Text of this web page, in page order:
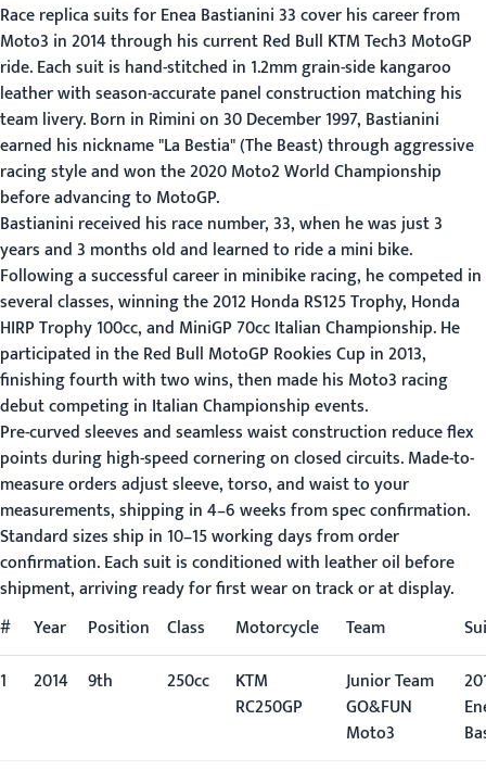
Race replica suits for Enea Bastianini 33 cover his career from
Moto3 in 2014 through his current Red Bull KTM Tech3 MotoGP
ride. Each suit is hand-stitched in 1.2mm grain-side kangaroo
leather with season-accurate panel construction matching his
team livery. Born in Rimini on 30 December 1997, Bastianini
earned his nickname "La Bestia" (The Beast) through aggressive
racing style and won the 2020 Moto2 World Championship
before advancing to MotoGP.
Bastianini received his race number, 33, when he was just 3
years and 3 months old and learned to ride a mini bike.
Following a successful career in minibike racing, he competed in
several classes, winning the 2012 Honda RS125 Trophy, Honda
HIRP Trophy 100cc, and MiniGP 70cc Italian Championship. He
participated in the Red Bull MotoGP Rookies Cup in 2013,
finishing fourth with two wins, then made his Moto3 racing
debut competing in Italian Championship events.
Pre-curved sleeves and seamless waist construction reduce flex
points during high-speed cornering on closed circuits. Made-to-
measure orders adjust sleeve, torso, and waist to your
measurements, shipping in 4–6 weeks from spec confirmation.
Standard sizes ship in 10–15 working days from order
confirmation. Each suit is conditioned with leather oil before
shipment, arriving ready for first wear on track or at display.
#
Year Position Class Motorcycle Team
1
2014 9th 250cc
KTM
RC250GP
Junior Team
GO&FUN
Moto3